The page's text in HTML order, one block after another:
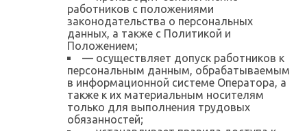
работников с положениями
законодательства о персональных
данных, а также с Политикой и
Положением;
— осуществляет допуск работников к
персональным данным, обрабатываемым
в информационной системе Оператора, а
также к их материальным носителям
только для выполнения трудовых
обязанностей;